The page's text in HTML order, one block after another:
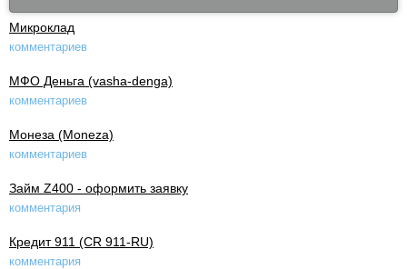
Микроклад
комментариев
МФО Деньга (vasha-denga)
комментариев
Монеза (Moneza)
комментариев
Займ Z400 - оформить заявку
комментария
Кредит 911 (CR 911-RU)
комментария